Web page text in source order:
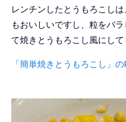
レンチンしたとうもろこし
もおいしいですし、粒をバ
て焼きとうもろこし風にして
「簡単焼きとうもろこし」